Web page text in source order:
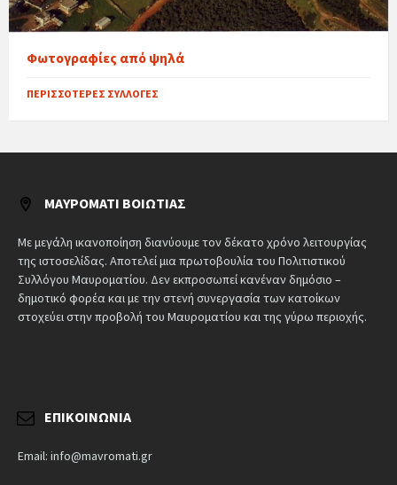
Φωτογραφίες από ψηλά
ΠΕΡΙΣΣΌΤΕΡΕΣ ΣΥΛΛΟΓΈΣ
ΜΑΥΡΟΜΆΤΙ ΒΟΙΩΤΊΑΣ
Με μεγάλη ικανοποίηση διανύουμε τον δέκατο χρόνο λειτουργίας
της ιστοσελίδας. Αποτελεί μια πρωτοβουλία του Πολιτιστικού
Συλλόγου Μαυροματίου. Δεν εκπροσωπεί κανέναν δημόσιο –
δημοτικό φορέα και με την στενή συνεργασία των κατοίκων
στοχεύει στην προβολή του Μαυροματίου και της γύρω περιοχής.
ΕΠΙΚΟΙΝΩΝΊΑ
Email: info@mavromati.gr